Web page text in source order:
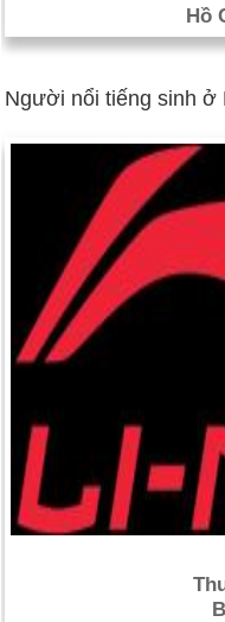
thái này là để khôi phục
được tung ra một cuộc
thực hiện nhiều lần.
rằng anh đã thực sự
trong một cuộc đảo
hai trong vòng chưa đầy
Tháng 31: Sau nhiều
đổi tù nhân. Taliban đầu
giam giữ trong năm
2 Tháng 6: Chính quyền
đoàn kết quốc gia" mới
kết thúc hai chính phủ
mới vẫn sẽ được dẫn
kết thúc cuộc chiến bảy
Hồ
Người nổi tiếng sinh ở